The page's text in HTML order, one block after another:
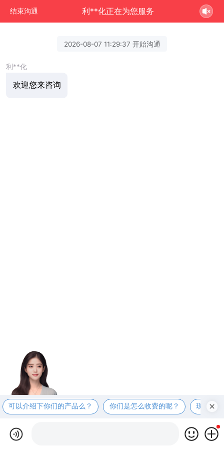
结束沟通 利**化正在为您服务
2026-08-07 11:29:37 开始沟通
利**化
欢迎您来咨询
可以介绍下你们的产品么？ 你们是怎么收费的呢？ 现在有